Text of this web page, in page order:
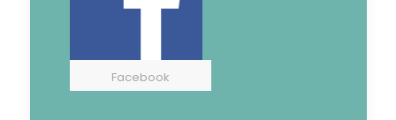
Facebook